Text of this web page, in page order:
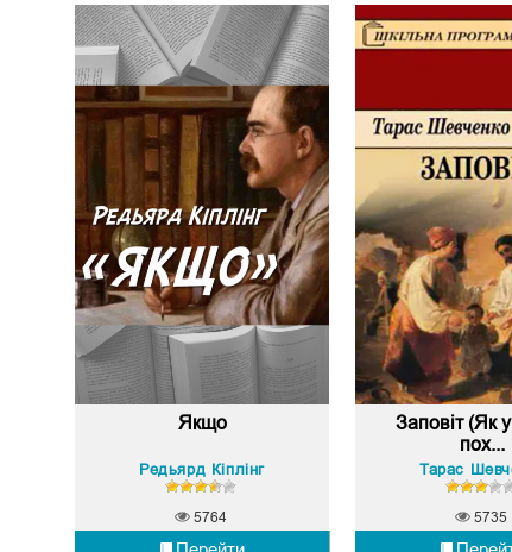
Якщо
Редьярд Кіплінг
5764
Заповіт (Як
пох...
Тарас
5735